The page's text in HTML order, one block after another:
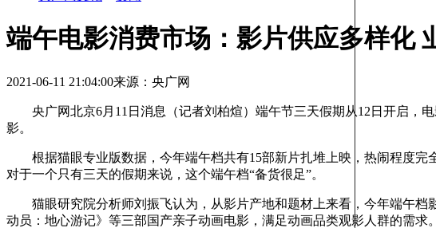
端午电影消费市场：影片供应多样化
2021-06-11 21:04:00来源：央广网
央广网北京6月11日消息（记者刘柏煊）端午节三天假期从12日开启，电
影。
根据猫眼专业版数据，今年端午档共有15部新片扎堆上映，热闹程度完
对于一个只有三天的假期来说，这个端午档“备货很足”。
猫眼研究院分析师刘振飞认为，从影片产地和题材上来看，今年端午档
动员：地心游记》等三部国产亲子动画电影，满足动画品类观影人群的需